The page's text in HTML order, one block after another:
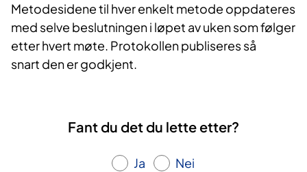
Metodesidene til hver enkelt metode oppdateres
med selve beslutningen i løpet av uken som følger
etter hvert møte. Protokollen publiseres så
snart den er godkjent.​​​​
Fant du det du lette etter?
Ja Nei